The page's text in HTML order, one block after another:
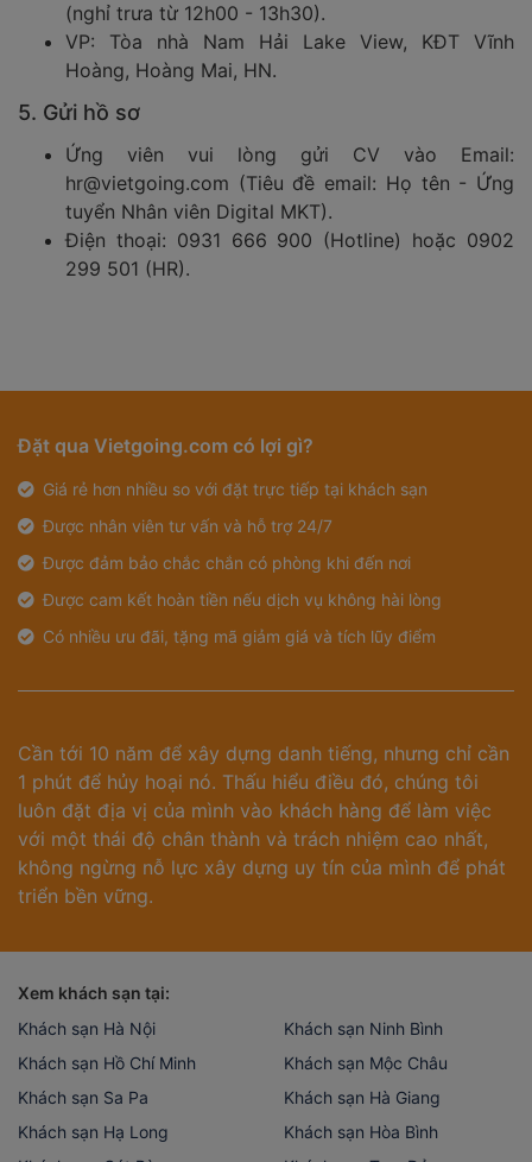
(nghỉ trưa từ 12h00 - 13h30).
VP: Tòa nhà Nam Hải Lake View, KĐT Vĩnh
Hoàng, Hoàng Mai, HN.
5. Gửi hồ sơ
Ứng viên vui lòng gửi CV vào Email:
hr@vietgoing.com (Tiêu đề email: Họ tên - Ứng
tuyển Nhân viên Digital MKT).
Điện thoại: 0931 666 900 (Hotline) hoặc 0902
299 501 (HR).
Đặt qua Vietgoing.com có lợi gì?
Giá rẻ hơn nhiều so với đặt trực tiếp tại khách sạn
Được nhân viên tư vấn và hỗ trợ 24/7
Được đảm bảo chắc chắn có phòng khi đến nơi
Được cam kết hoàn tiền nếu dịch vụ không hài lòng
Có nhiều ưu đãi, tặng mã giảm giá và tích lũy điểm
Cần tới 10 năm để xây dựng danh tiếng, nhưng chỉ cần
1 phút để hủy hoại nó. Thấu hiểu điều đó, chúng tôi
luôn đặt địa vị của mình vào khách hàng để làm việc
với một thái độ chân thành và trách nhiệm cao nhất,
không ngừng nỗ lực xây dựng uy tín của mình để phát
triển bền vững.
Xem khách sạn tại:
Khách sạn Hà Nội
Khách sạn Hồ Chí Minh
Khách sạn Sa Pa
Khách sạn Hạ Long
Khách sạn Ninh Bình
Khách sạn Mộc Châu
Khách sạn Hà Giang
Khách sạn Hòa Bình